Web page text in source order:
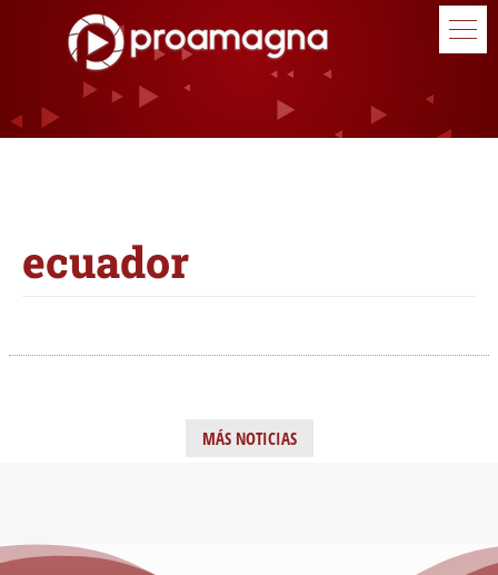
ecuador
MÁS NOTICIAS